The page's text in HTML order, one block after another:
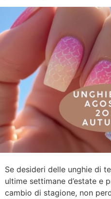
Se desideri delle unghie di
ultime settimane d’estate e
cambio di stagione, non